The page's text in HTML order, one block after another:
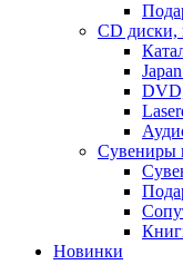
CD диски,
Сувениры
Новинки